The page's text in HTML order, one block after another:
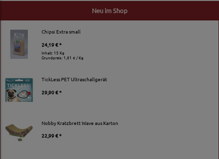
Neu im Shop
Chipsi Extra small
24,19 € *
Inhalt: 15 Kg
Grundpreis:1,61 € / Kg
TickLess PET Ultraschallgerät
29,90 € *
Nobby Kratzbrett Wave aus Karton
22,99 € *